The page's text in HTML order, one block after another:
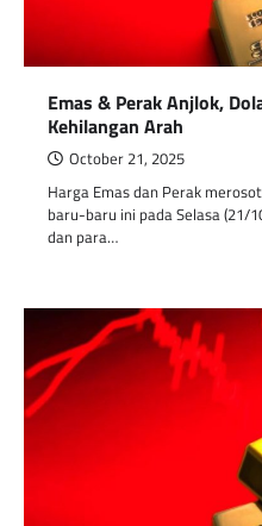
Emas & Perak Anjlok,
Kehilangan Arah
October 21, 2025
Harga Emas dan Perak
baru-baru ini pada Selasa (21/
dan para…